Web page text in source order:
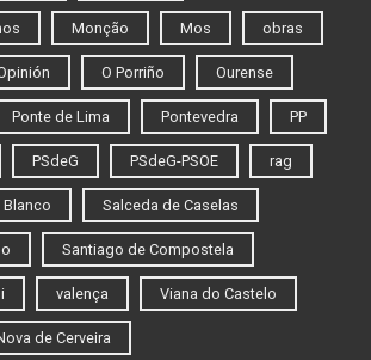
Monção Mos obras
O Porriño Ourense
Ponte de Lima Pontevedra PP
PSdeG PSdeG-PSOE rag
Salceda de Caselas
Santiago de Compostela
valença Viana do Castelo
de Cerveira